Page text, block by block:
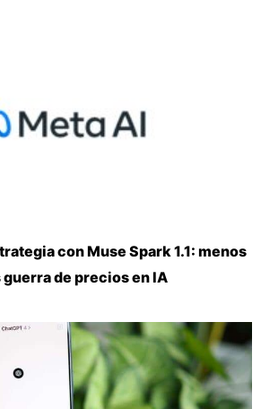
con Muse Spark 1.1: menos
de precios en IA